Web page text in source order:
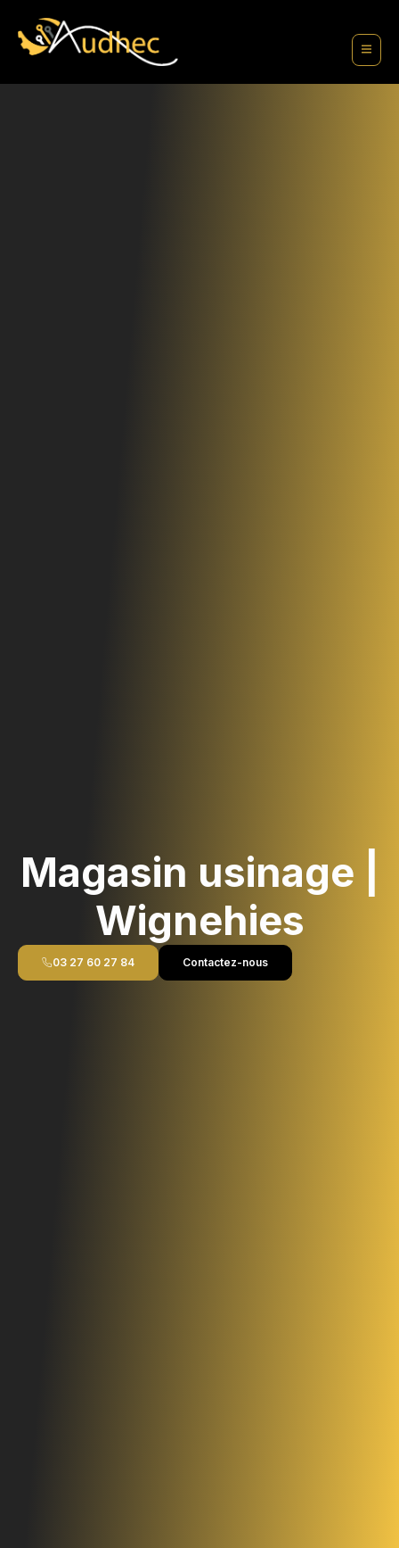
principal
Magasin usinage |
Wignehies
03 27 60 27 84 Contactez-nous